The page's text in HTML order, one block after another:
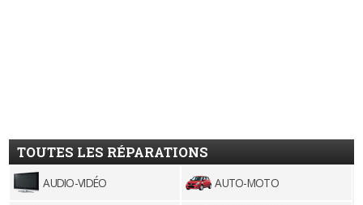
TOUTES LES RÉPARATIONS
AUDIO-VIDÉO AUTO-MOTO